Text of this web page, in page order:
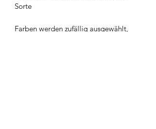
Sorte
Farben werden zufällig ausgewählt,